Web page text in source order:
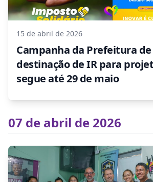
15 de abril de 2026
Campanha da Prefeitura
destinação de IR para
segue até 29 de maio
07 de abril de 2026